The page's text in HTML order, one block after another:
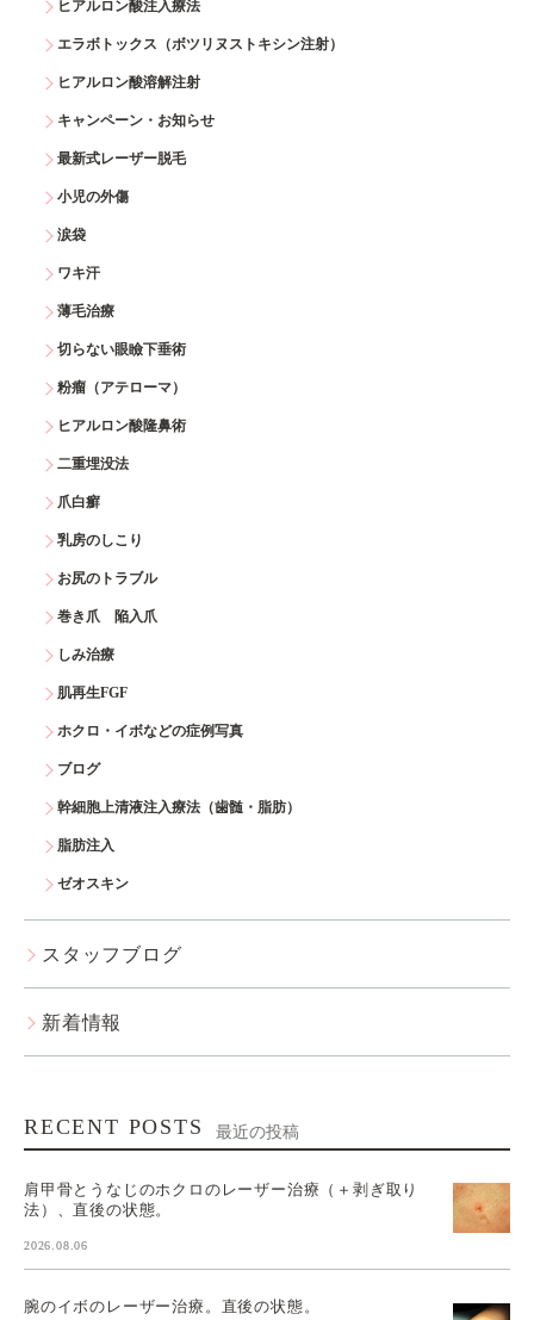
ヒアルロン酸注入療法
エラボトックス（ボツリヌストキシン注射）
ヒアルロン酸溶解注射
キャンペーン・お知らせ
最新式レーザー脱毛
小児の外傷
涙袋
ワキ汗
薄毛治療
切らない眼瞼下垂術
粉瘤（アテローマ）
ヒアルロン酸隆鼻術
二重埋没法
爪白癬
乳房のしこり
お尻のトラブル
巻き爪 陥入爪
しみ治療
肌再生FGF
ホクロ・イボなどの症例写真
ブログ
幹細胞上清液注入療法（歯髄・脂肪）
脂肪注入
ゼオスキン
スタッフブログ
新着情報
RECENT POSTS 最近の投稿
肩甲骨とうなじのホクロのレーザー治療（＋剥ぎ取り
法）、直後の状態。
2026.08.06
腕のイボのレーザー治療。直後の状態。